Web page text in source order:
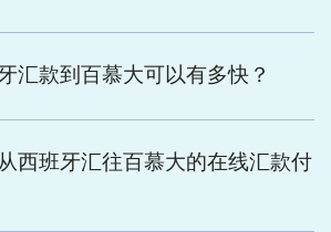
汇款到百慕大可以有多快？
西班牙汇往百慕大的在线汇款付